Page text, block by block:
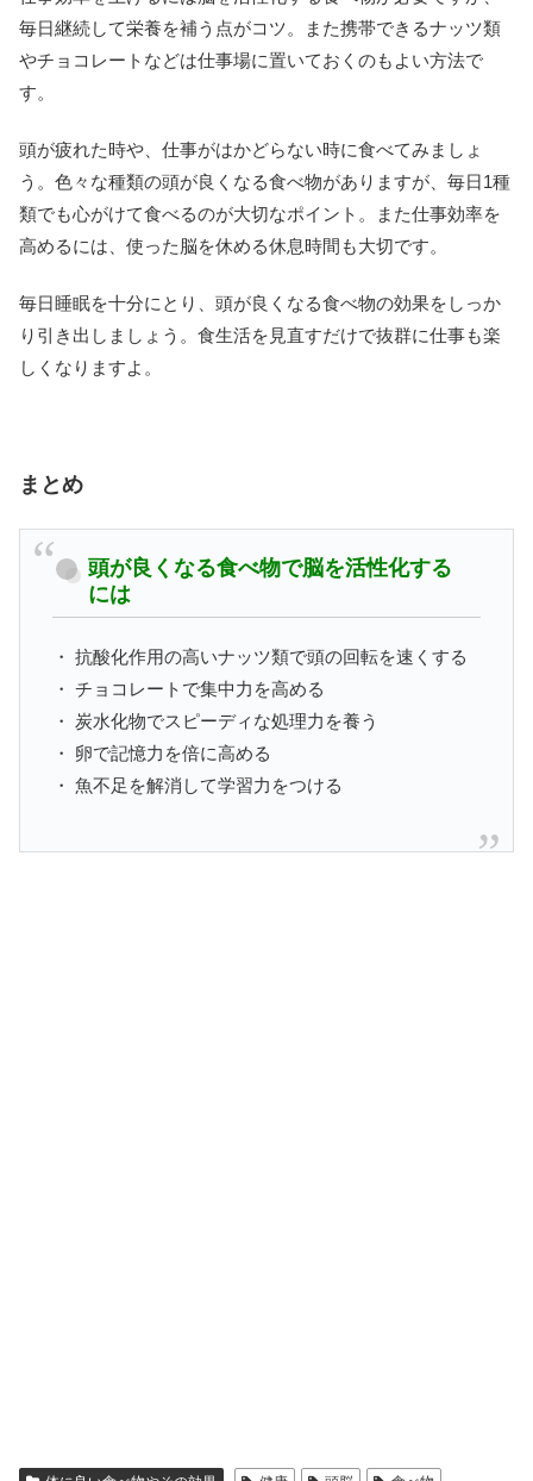
毎日継続して栄養を補う点がコツ。また携帯できるナッツ類
やチョコレートなどは仕事場に置いておくのもよい方法で
す。
頭が疲れた時や、仕事がはかどらない時に食べてみましょ
う。色々な種類の頭が良くなる食べ物がありますが、毎日1種
類でも心がけて食べるのが大切なポイント。また仕事効率を
高めるには、使った脳を休める休息時間も大切です。
毎日睡眠を十分にとり、頭が良くなる食べ物の効果をしっか
り引き出しましょう。食生活を見直すだけで抜群に仕事も楽
しくなりますよ。
まとめ
頭が良くなる食べ物で脳を活性化する
には
・ 抗酸化作用の高いナッツ類で頭の回転を速くする
・ チョコレートで集中力を高める
・ 炭水化物でスピーディな処理力を養う
・ 卵で記憶力を倍に高める
・ 魚不足を解消して学習力をつける